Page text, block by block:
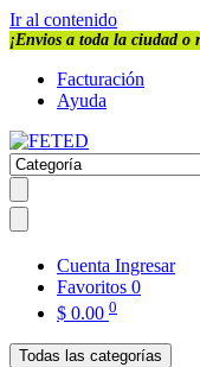
Ir al contenido
¡Envios a toda la ciudad o
Facturación
Ayuda
Cuenta Ingresar
Favoritos 0
$ 0.00 0
Todas las categorías